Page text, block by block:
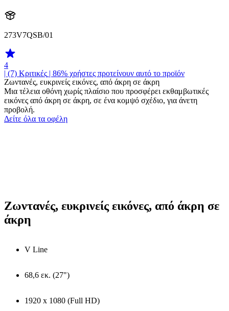
273V7QSB/01
4
| (7) Κριτικές | 86% χρήστες προτείνουν αυτό το προϊόν
Ζωντανές, ευκρινείς εικόνες, από άκρη σε άκρη
Μια τέλεια οθόνη χωρίς πλαίσιο που προσφέρει εκθαμβωτικές
εικόνες από άκρη σε άκρη, σε ένα κομψό σχέδιο, για άνετη
προβολή.
Δείτε όλα τα οφέλη
Ζωντανές, ευκρινείς εικόνες, από άκρη σε
άκρη
V Line
68,6 εκ. (27")
1920 x 1080 (Full HD)